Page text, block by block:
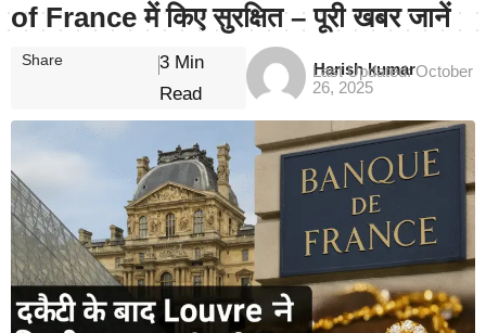
of France में किए सुरक्षित – पूरी खबर जानें
Harish kumar
Last Updated: October
26, 2025
Share
3 Min
Read